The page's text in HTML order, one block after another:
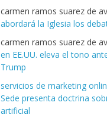
carmen ramos suarez de
abordará la Iglesia los
carmen ramos suarez de
en EE.UU. eleva el tono
Trump
servicios de marketing
Sede presenta doctrina
artificial